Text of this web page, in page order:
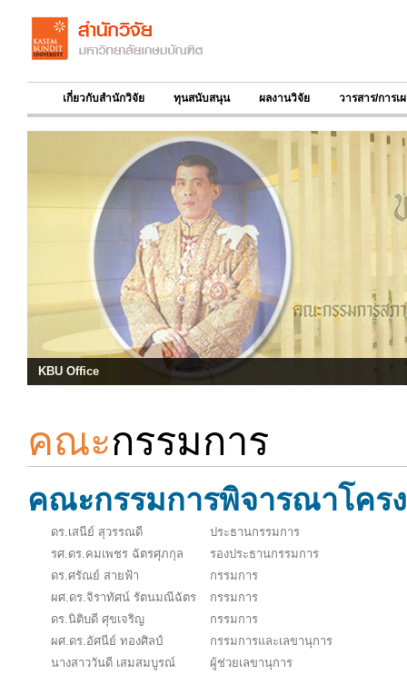
เกี่ยวกับสำนักวิจัย ทุนสนับสนุน ผลงานวิจัย วารสาร/การเ
KBU Office
คณะกรรมการ
คณะกรรมการพิจารณาโคร
ดร.เสนีย์ สุวรรณดี
ประธานกรรมการ
รศ.ดร.คมเพชร ฉัตรศุภกุล
รองประธานกรรมการ
ดร.ศรัณย์ สายฟ้า
กรรมการ
ผศ.ดร.จิราทัศน์ รัตนมณีฉัตร
กรรมการ
ดร.นิติบดี ศุขเจริญ
กรรมการ
ผศ.ดร.อัศนีย์ ทองศิลป์
กรรมการและเลขานุการ
นางสาววันดี เสมสมบูรณ์
ผู้ช่วยเลขานุการ